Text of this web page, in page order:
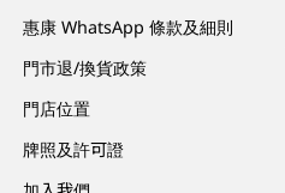
惠康 WhatsApp 條款及細則
門市退/換貨政策
門店位置
牌照及許可證